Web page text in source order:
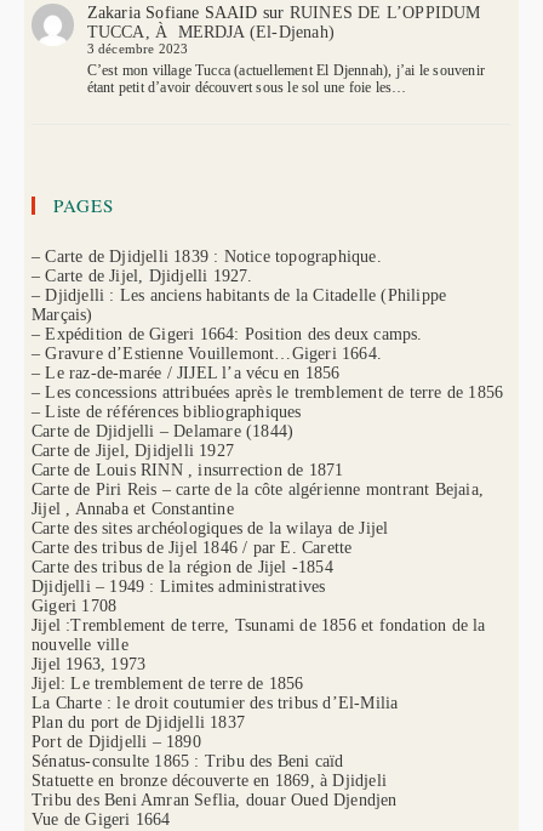
Zakaria Sofiane SAAID sur RUINES DE L’OPPIDUM
TUCCA, À MERDJA (El-Djenah)
3 décembre 2023
C’est mon village Tucca (actuellement El Djennah), j’ai le souvenir
étant petit d’avoir découvert sous le sol une foie les…
PAGES
– Carte de Djidjelli 1839 : Notice topographique.
– Carte de Jijel, Djidjelli 1927.
– Djidjelli : Les anciens habitants de la Citadelle (Philippe
Marçais)
– Expédition de Gigeri 1664: Position des deux camps.
– Gravure d’Estienne Vouillemont…Gigeri 1664.
– Le raz-de-marée / JIJEL l’a vécu en 1856
– Les concessions attribuées après le tremblement de terre de 1856
– Liste de références bibliographiques
Carte de Djidjelli – Delamare (1844)
Carte de Jijel, Djidjelli 1927
Carte de Louis RINN , insurrection de 1871
Carte de Piri Reis – carte de la côte algérienne montrant Bejaia,
Jijel , Annaba et Constantine
Carte des sites archéologiques de la wilaya de Jijel
Carte des tribus de Jijel 1846 / par E. Carette
Carte des tribus de la région de Jijel -1854
Djidjelli – 1949 : Limites administratives
Gigeri 1708
Jijel :Tremblement de terre, Tsunami de 1856 et fondation de la
nouvelle ville
Jijel 1963, 1973
Jijel: Le tremblement de terre de 1856
La Charte : le droit coutumier des tribus d’El-Milia
Plan du port de Djidjelli 1837
Port de Djidjelli – 1890
Sénatus-consulte 1865 : Tribu des Beni caïd
Statuette en bronze découverte en 1869, à Djidjeli
Tribu des Beni Amran Seflia, douar Oued Djendjen
Vue de Gigeri 1664